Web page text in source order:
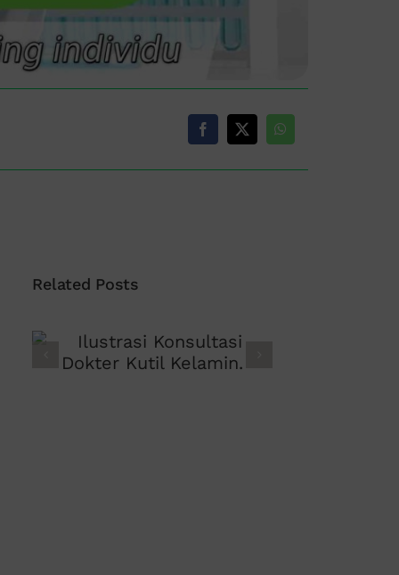
Related Posts